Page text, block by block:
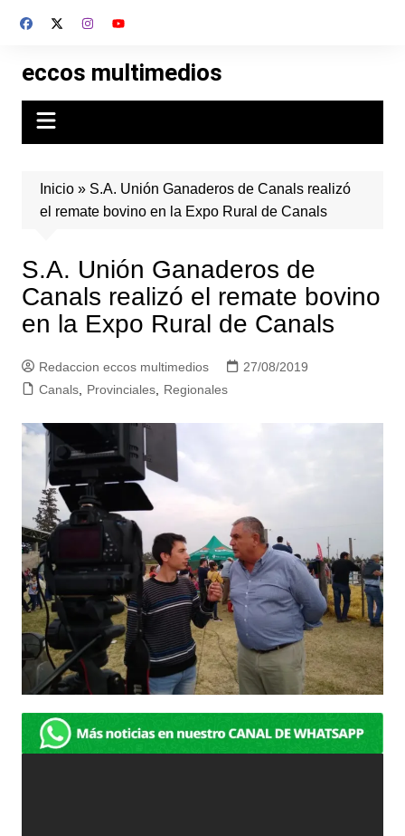
eccos multimedios
Inicio» S.A. Unión Ganaderos de Canals realizó
el remate bovino en la Expo Rural de Canals
S.A. Unión Ganaderos de
Canals realizó el remate bovino
en la Expo Rural de Canals
Redaccion eccos multimedios
27/08/2019
Canals, Provinciales, Regionales